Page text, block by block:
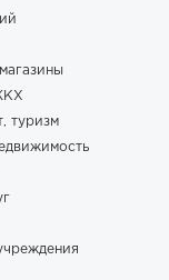
туризм